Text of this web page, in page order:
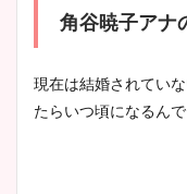
角谷暁子アナ
現在は結婚されてい
たらいつ頃になるん